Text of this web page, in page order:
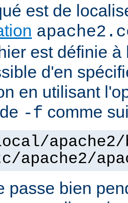
est de
est définie
d'en
en utilisant
-f comme
passe bien